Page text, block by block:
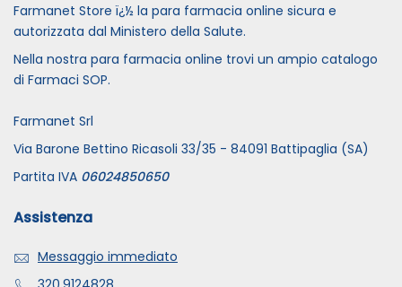
Farmanet Store ï¿½ la para farmacia online sicura e
autorizzata dal Ministero della Salute.
Nella nostra para farmacia online trovi un ampio catalogo
di Farmaci SOP.
Farmanet Srl
Via Barone Bettino Ricasoli 33/35 - 84091 Battipaglia (SA)
Partita IVA 06024850650
Assistenza
Messaggio immediato